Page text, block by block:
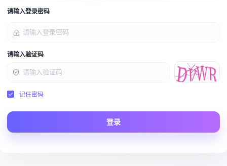
请输入登录密码
请输入验证码
记住密码
登录